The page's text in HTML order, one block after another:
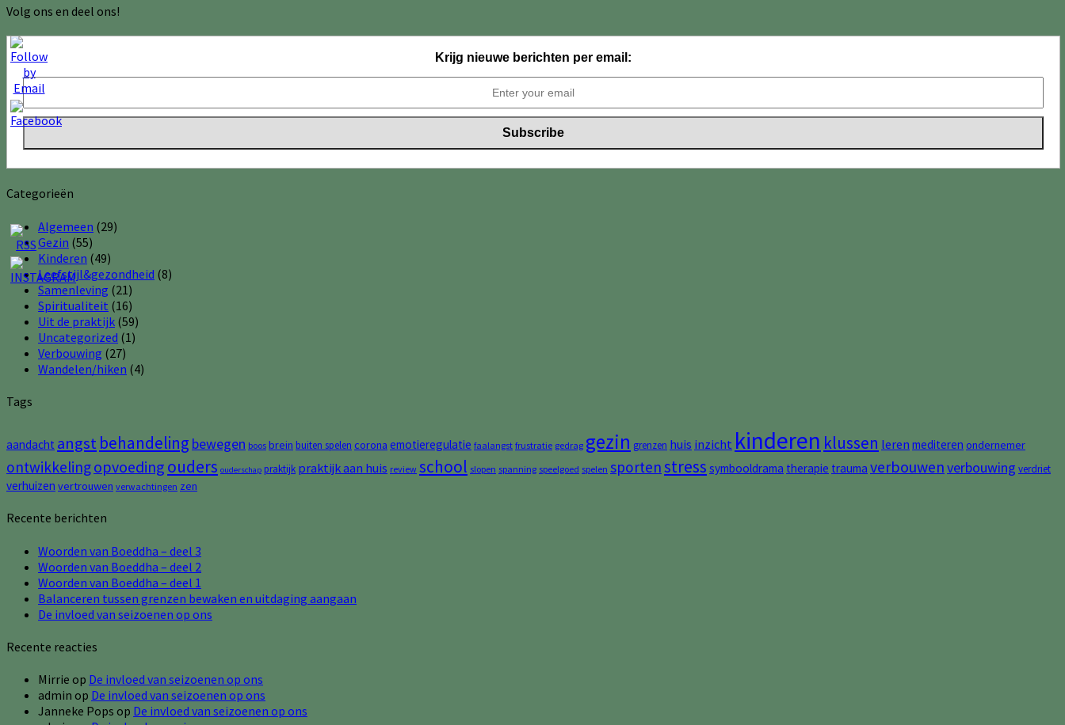
Volg ons en deel ons!
Krijg nieuwe berichten per email:
Categorieën
Algemeen (29)
Gezin (55)
Kinderen (49)
Leefstijl&gezondheid (8)
Samenleving (21)
Spiritualiteit (16)
Uit de praktijk (59)
Uncategorized (1)
Verbouwing (27)
Wandelen/hiken (4)
Tags
aandacht angst behandeling bewegen boos brein buiten spelen corona emotieregulatie faalangst frustratie gedrag gezin grenzen huis inzicht kinderen klussen leren mediteren ondernemer
ontwikkelingopvoeding ouders ouderschap praktijk praktijk aan huis review school slopen spanning speelgoed spelen sportenstress symbooldrama therapie trauma verbouwenverbouwing verdriet
verhuizen vertrouwen verwachtingen zen
Recente berichten
Woorden van Boeddha – deel 3
Woorden van Boeddha – deel 2
Woorden van Boeddha – deel 1
Balanceren tussen grenzen bewaken en uitdaging aangaan
De invloed van seizoenen op ons
Recente reacties
Mirrie op De invloed van seizoenen op ons
admin op De invloed van seizoenen op ons
Janneke Pops op De invloed van seizoenen op ons